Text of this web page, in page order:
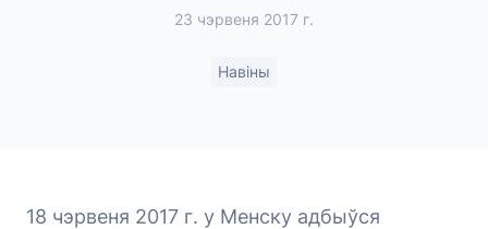
23 чэрвеня 2017 г.
Навіны
18 чэрвеня 2017 г. у Менску адбыўся